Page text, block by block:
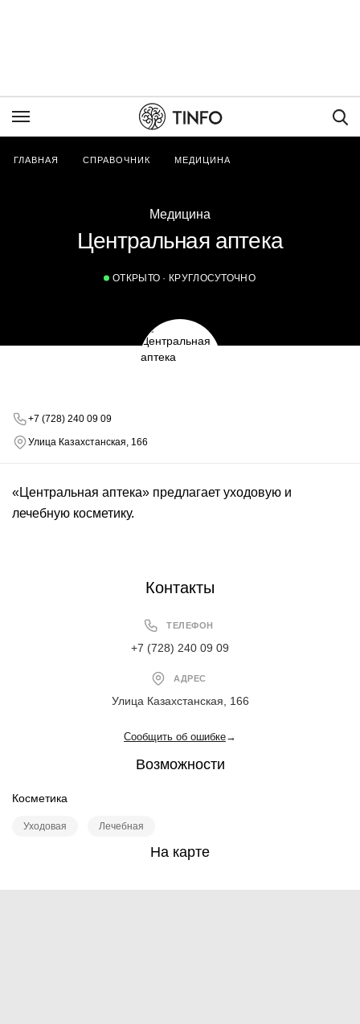
ГЛАВНАЯ СПРАВОЧНИК МЕДИЦИНА
Медицина
Центральная аптека
ОТКРЫТО · КРУГЛОСУТОЧНО
+7 (728) 240 09 09
Улица Казахстанская, 166
«Центральная аптека» предлагает уходовую и
лечебную косметику.
Контакты
ТЕЛЕФОН
+7 (728) 240 09 09
АДРЕС
Улица Казахстанская, 166
Сообщить об ошибке→
Возможности
Косметика
Уходовая Лечебная
На карте